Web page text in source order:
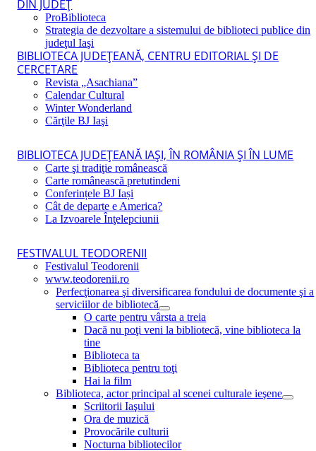
DIN JUDEŢ
ProBiblioteca
Strategia de dezvoltare a sistemului de biblioteci publice din
judeţul Iaşi
BIBLIOTECA JUDEŢEANĂ, CENTRU EDITORIAL ŞI DE
CERCETARE
Revista „Asachiana”
Calendar Cultural
Winter Wonderland
Cărţile BJ Iaşi
BIBLIOTECA JUDEŢEANĂ IAŞI, ÎN ROMÂNIA ŞI ÎN LUME
Carte şi tradiţie românească
Carte românească pretutindeni
Conferințele BJ Iași
Cât de departe e America?
La Izvoarele Înţelepciunii
FESTIVALUL TEODORENII
Festivalul Teodorenii
www.teodorenii.ro
Perfecţionarea şi diversificarea fondului de documente şi a
serviciilor de bibliotecă
O carte pentru vârsta a treia
Dacă nu poţi veni la bibliotecă, vine biblioteca la
tine
Biblioteca ta
Biblioteca pentru toţi
Hai la film
Biblioteca, actor principal al scenei culturale ieşene
Scriitorii Iaşului
Ora de muzică
Provocările culturii
Nocturna bibliotecilor